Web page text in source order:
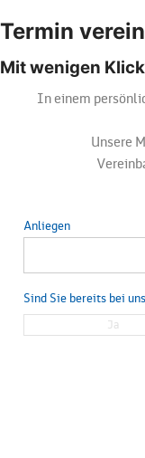
Termin
Mit wenigen